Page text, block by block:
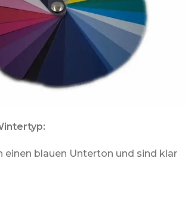
einen blauen Unterton und sind klar